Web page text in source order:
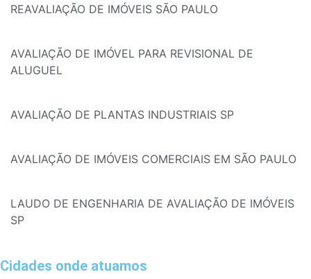
REAVALIAÇÃO DE IMÓVEIS SÃO PAULO
AVALIAÇÃO DE IMÓVEL PARA REVISIONAL DE
ALUGUEL
AVALIAÇÃO DE PLANTAS INDUSTRIAIS SP
AVALIAÇÃO DE IMÓVEIS COMERCIAIS EM SÃO PAULO
LAUDO DE ENGENHARIA DE AVALIAÇÃO DE IMÓVEIS
SP
Cidades onde atuamos